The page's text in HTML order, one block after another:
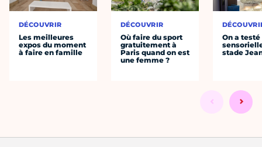
DÉCOUVRIR
Les meilleures
expos du moment
à faire en famille
DÉCOUVRIR
Où faire du sport
gratuitement à
Paris quand on est
une femme ?
On a
stade